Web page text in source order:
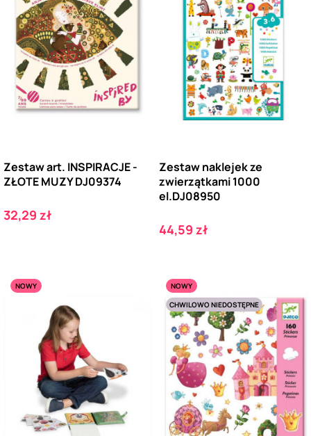
Zestaw art. INSPIRACJE -
ZŁOTE MUZY DJ09374
Cena
32,29 zł
Zestaw naklejek ze
zwierzątkami 1000
el.DJ08950
Cena
44,59 zł
NOWY
NOWY
CHWILOWO NIEDOSTĘPNE